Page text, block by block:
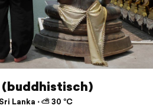
(buddhistisch)
Lanka ⋅ ⛅ 30 °C